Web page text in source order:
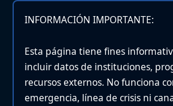
INFORMACIÓN IMPORTANTE:
Esta página tiene fines
incluir datos de instituciones,
recursos externos. No funciona
emergencia, línea de crisis ni